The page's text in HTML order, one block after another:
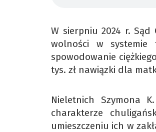
W sierpniu 2024 r. Sąd
wolności w systemie
spowodowanie
tys. zł nawiązki dla
Nieletnich Szymona
charakterze
umieszczeniu ich w